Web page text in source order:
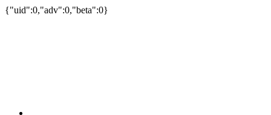
{"uid":0,"adv":0,"beta":0}